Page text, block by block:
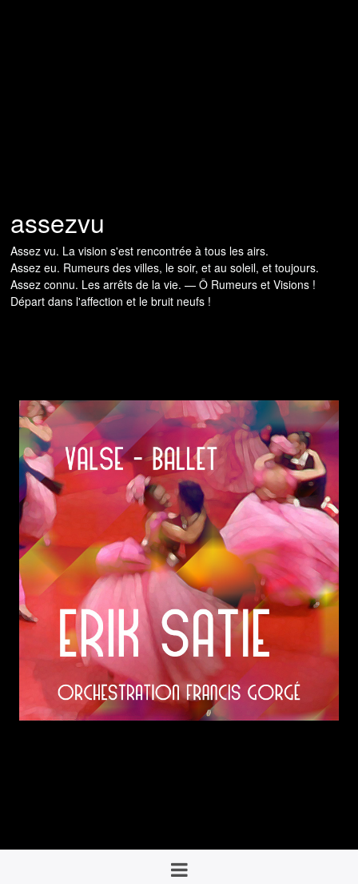
assezvu
Assez vu. La vision s'est rencontrée à tous les airs.
Assez eu. Rumeurs des villes, le soir, et au soleil, et toujours.
Assez connu. Les arrêts de la vie. — Ô Rumeurs et Visions !
Départ dans l'affection et le bruit neufs !